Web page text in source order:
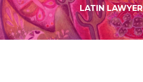
LATIN LAWYER